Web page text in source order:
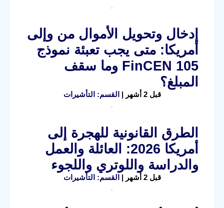
إدخال وتحويل الأموال من وإلى
أمريكا: متى يجب تعبئة نموذج
FinCEN 105 وما سقف
المبلغ؟
قبل 2 أشهر | القسم: التأشيرات
الطرق القانونية للهجرة إلى
أمريكا 2026: العائلة والعمل
والدراسة واللوتري واللجوء
قبل 2 أشهر | القسم: التأشيرات